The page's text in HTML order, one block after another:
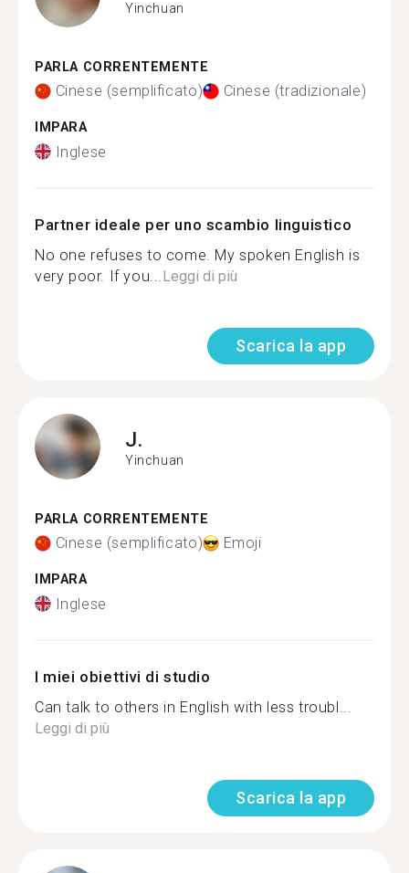
Yinchuan
PARLA CORRENTEMENTE
Cinese (semplificato) Cinese (tradizionale)
IMPARA
Inglese
Partner ideale per uno scambio linguistico
No one refuses to come. My spoken English is
very poor. If you... Leggi di più
Scarica la app
J.
Yinchuan
PARLA CORRENTEMENTE
Cinese (semplificato) Emoji
IMPARA
Inglese
I miei obiettivi di studio
Can talk to others in English with less troubl...
Leggi di più
Scarica la app